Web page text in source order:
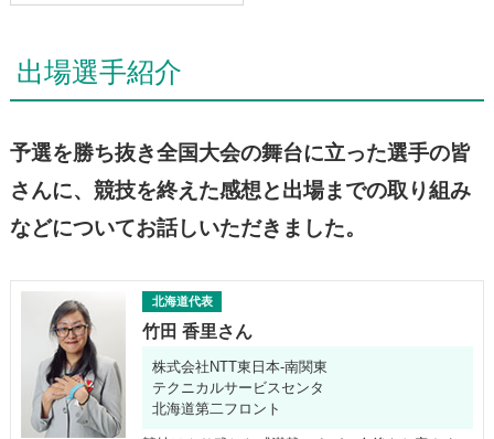
出場選手紹介
予選を勝ち抜き全国大会の舞台に立った選手の皆
さんに、競技を終えた感想と出場までの取り組み
などについてお話しいただきました。
北海道代表
竹田 香里さん
株式会社NTT東日本-南関東
テクニカルサービスセンタ
北海道第二フロント